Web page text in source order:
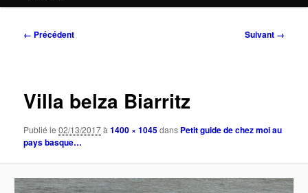
Navigation
← Précédent Suivant →
Villa belza Biarritz
Publié le02/13/2017à1400 × 1045dans Petit guide de chez moi au
pays basque…